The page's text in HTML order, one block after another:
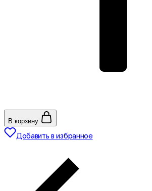
В корзину
Добавить в избранное